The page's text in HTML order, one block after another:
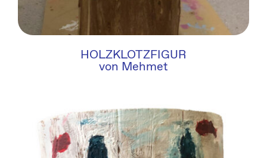
HOLZKLOTZFIGUR
von Mehmet